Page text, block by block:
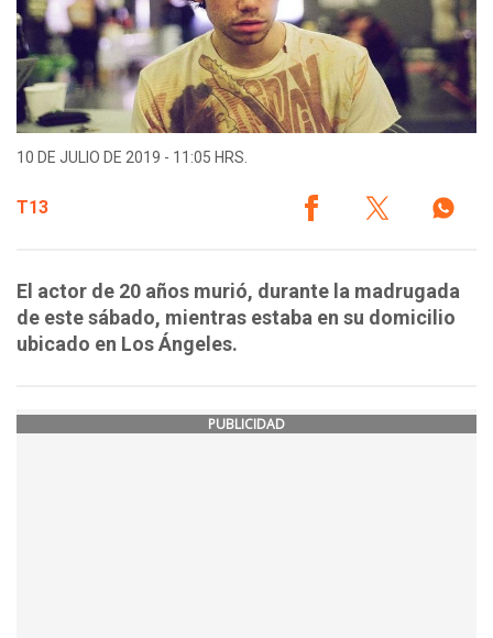
10 DE JULIO DE 2019 - 11:05 HRS.
T13
El actor de 20 años murió, durante la madrugada
de este sábado, mientras estaba en su domicilio
ubicado en Los Ángeles.
PUBLICIDAD